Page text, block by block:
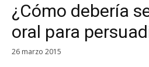
¿Cómo debería
oral para
26 marzo 2015